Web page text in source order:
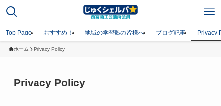
Top Page おすすめ！ 地域の学習塾の皆様へ ブログ記事 Privacy
ホーム Privacy Policy
Privacy Policy